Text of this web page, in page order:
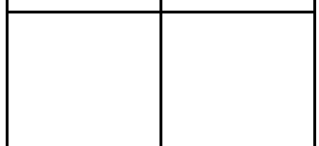
Ширина: 43,4 см
Ширина: 140 см